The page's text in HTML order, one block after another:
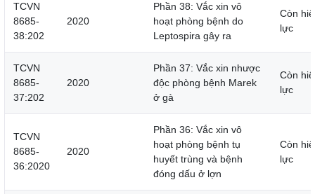
TCVN
8685-
38:202
2020
Phần 38: Vắc xin vô
hoạt phòng bệnh do
Leptospira gây ra
Còn
lực
TCVN
8685-
37:202
2020
Phần 37: Vắc xin nhược
độc phòng bệnh Marek
ở gà
Còn
lực
TCVN
8685-
36:2020
2020
Phần 36: Vắc xin vô
hoạt phòng bệnh tụ
huyết trùng và bệnh
đóng dấu ở lợn
Còn
lực